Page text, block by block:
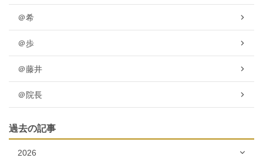
＠希
＠歩
＠藤井
＠院長
過去の記事
2026